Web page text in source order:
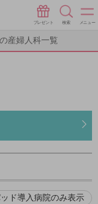
プレゼント 検索 メニュー
産婦人科一覧
ド導入病院のみ表示